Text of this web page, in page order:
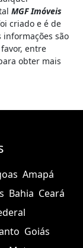
MGF Imóveis
criado e é de
informações são
favor, entre
obter mais
Amapá
Bahia Ceará
Goiás